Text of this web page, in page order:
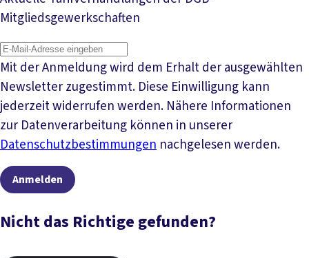
Mitgliedsgewerkschaften
Mit der Anmeldung wird dem Erhalt der ausgewählten
Newsletter zugestimmt. Diese Einwilligung kann
jederzeit widerrufen werden. Nähere Informationen
zur Datenverarbeitung können in unserer
Datenschutzbestimmungen nachgelesen werden.
Anmelden
Nicht das Richtige gefunden?